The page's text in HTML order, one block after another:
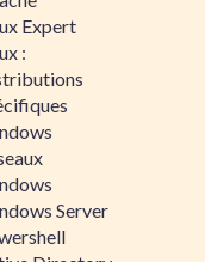
Expert
:
Server